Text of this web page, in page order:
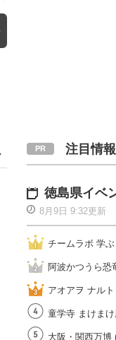
注目情報
徳島県イベ
8月9日 9:32更新
チームラボ 学
阿波かつうら恐
アオアヲ ナル
童学寺 まけまけ
大阪・関西万博